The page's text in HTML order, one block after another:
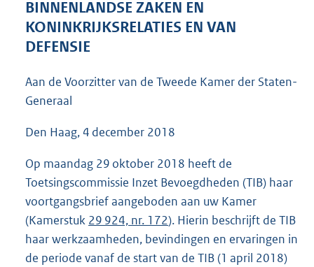
3
BINNENLANDSE ZAKEN EN
KONINKRIJKSRELATIES EN VAN
DEFENSIE
Aan de Voorzitter van de Tweede Kamer der Staten-
Generaal
Den Haag, 4 december 2018
Op maandag 29 oktober 2018 heeft de
Toetsingscommissie Inzet Bevoegdheden (TIB) haar
voortgangsbrief aangeboden aan uw Kamer
(Kamerstuk 29 924, nr. 172). Hierin beschrijft de TIB
haar werkzaamheden, bevindingen en ervaringen in
de periode vanaf de start van de TIB (1 april 2018)